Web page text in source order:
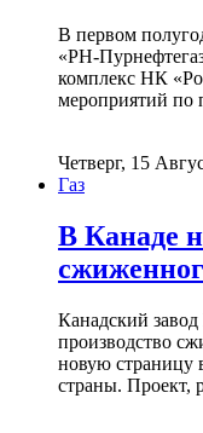
В первом
«РН-
комплекс НК
мероприятий по
Четверг, 15
Газ
В Канаде
Канадский
производство
новую страницу
страны. Проект,